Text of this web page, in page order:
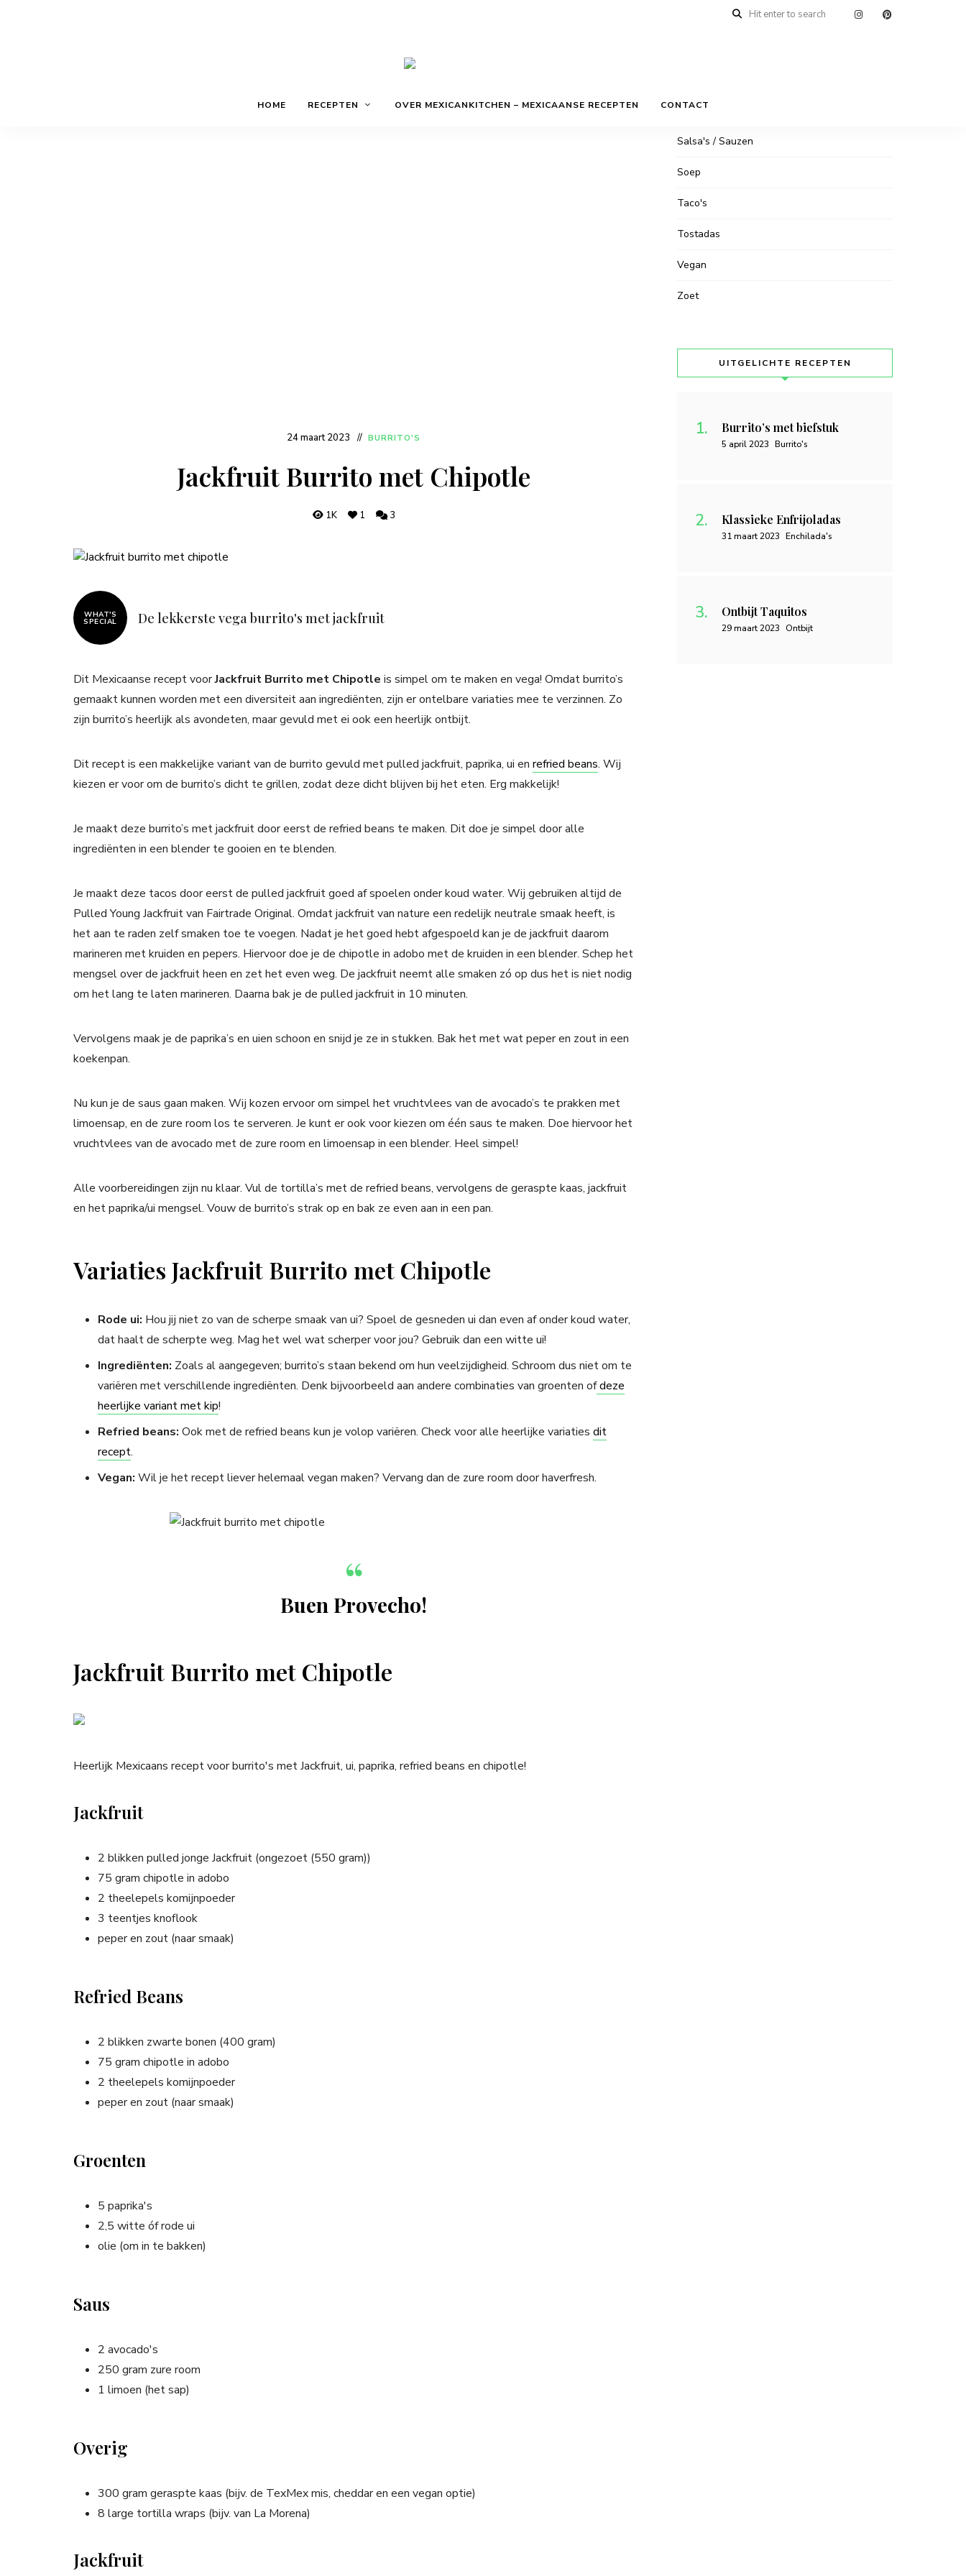
Mexicankitchen
beste
Mexicaanse
HOME RECEPTEN OVER MEXICANKITCHEN – MEXICAANSE RECEPTEN CONTACT
24 maart 2023 BURRITO'S
Jackfruit Burrito met Chipotle
1K 1 3
WHAT'S
SPECIAL De lekkerste vega burrito's met jackfruit
Dit Mexicaanse recept voorJackfruit Burrito met Chipotle is simpel om te maken en vega! Omdat burrito’s
gemaakt kunnen worden met een diversiteit aan ingrediënten, zijn er ontelbare variaties mee te verzinnen. Zo
zijn burrito’s heerlijk als avondeten, maar gevuld met ei ook een heerlijk ontbijt.
Dit recept is een makkelijke variant van de burrito gevuld met pulled jackfruit, paprika, ui en refried beans. Wij
kiezen er voor om de burrito’s dicht te grillen, zodat deze dicht blijven bij het eten. Erg makkelijk!
Je maakt deze burrito’s met jackfruit door eerst de refried beans te maken. Dit doe je simpel door alle
ingrediënten in een blender te gooien en te blenden.
Je maakt deze tacos door eerst de pulled jackfruit goed af spoelen onder koud water. Wij gebruiken altijd de
Pulled Young Jackfruit van Fairtrade Original. Omdat jackfruit van nature een redelijk neutrale smaak heeft, is
het aan te raden zelf smaken toe te voegen. Nadat je het goed hebt afgespoeld kan je de jackfruit daarom
marineren met kruiden en pepers. Hiervoor doe je de chipotle in adobo met de kruiden in een blender. Schep het
mengsel over de jackfruit heen en zet het even weg. De jackfruit neemt alle smaken zó op dus het is niet nodig
om het lang te laten marineren. Daarna bak je de pulled jackfruit in 10 minuten.
Vervolgens maak je de paprika’s en uien schoon en snijd je ze in stukken. Bak het met wat peper en zout in een
koekenpan.
Nu kun je de saus gaan maken. Wij kozen ervoor om simpel het vruchtvlees van de avocado’s te prakken met
limoensap, en de zure room los te serveren. Je kunt er ook voor kiezen om één saus te maken. Doe hiervoor het
vruchtvlees van de avocado met de zure room en limoensap in een blender. Heel simpel!
Alle voorbereidingen zijn nu klaar. Vul de tortilla’s met de refried beans, vervolgens de geraspte kaas, jackfruit
en het paprika/ui mengsel. Vouw de burrito’s strak op en bak ze even aan in een pan.
Variaties Jackfruit Burrito met Chipotle
Rode ui: Hou jij niet zo van de scherpe smaak van ui? Spoel de gesneden ui dan even af onder koud water,
dat haalt de scherpte weg. Mag het wel wat scherper voor jou? Gebruik dan een witte ui!
Ingrediënten: Zoals al aangegeven; burrito’s staan bekend om hun veelzijdigheid. Schroom dus niet om te
variëren met verschillende ingrediënten. Denk bijvoorbeeld aan andere combinaties van groenten ofdeze
heerlijke variant met kip!
Refried beans: Ook met de refried beans kun je volop variëren. Check voor alle heerlijke variaties dit
recept.
Vegan: Wil je het recept liever helemaal vegan maken? Vervang dan de zure room door haverfresh.
Buen Provecho!
Jackfruit Burrito met Chipotle
Heerlijk Mexicaans recept voor burrito's met Jackfruit, ui, paprika, refried beans en chipotle!
Jackfruit
2 blikken pulled jonge Jackfruit (ongezoet (550 gram))
75 gram chipotle in adobo
2 theelepels komijnpoeder
3 teentjes knoflook
peper en zout (naar smaak)
Refried Beans
2 blikken zwarte bonen (400 gram)
75 gram chipotle in adobo
2 theelepels komijnpoeder
peper en zout (naar smaak)
Groenten
5 paprika's
2,5 witte óf rode ui
olie (om in te bakken)
Saus
2 avocado's
250 gram zure room
1 limoen (het sap)
Overig
300 gram geraspte kaas (bijv. de TexMex mis, cheddar en een vegan optie)
8 large tortilla wraps (bijv. van La Morena)
Jackfruit
Salade
Salsa's / Sauzen
Soep
Taco's
Tostadas
Vegan
Zoet
UITGELICHTE RECEPTEN
Burrito’s met biefstuk
5 april 2023 Burrito's
Klassieke Enfrijoladas
31 maart 2023 Enchilada's
Ontbijt Taquitos
29 maart 2023 Ontbijt